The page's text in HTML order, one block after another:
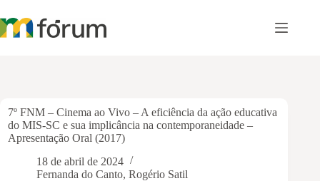
para
o
7º FNM – Cinema ao Vivo – A eficiência da ação educativa
do MIS-SC e sua implicância na contemporaneidade –
Apresentação Oral (2017)
18 de abril de 2024
Fernanda do Canto,Rogério Satil